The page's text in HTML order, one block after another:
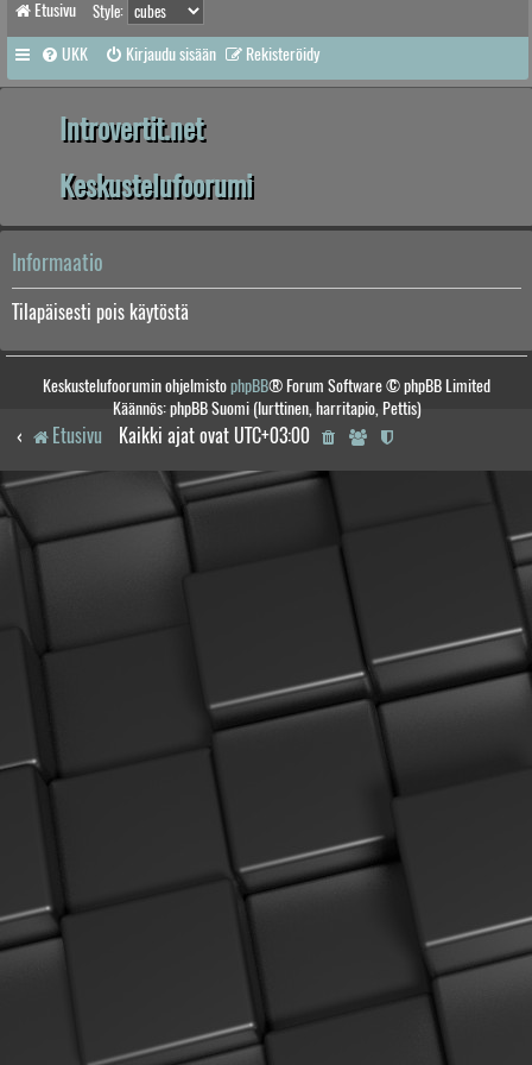
Etusivu Style:
UKK Kirjaudu sisään Rekisteröidy
Introvertit.net
Keskustelufoorumi
Informaatio
Tilapäisesti pois käytöstä
Keskustelufoorumin ohjelmistophpBB® Forum Software © phpBB Limited
Käännös: phpBB Suomi (lurttinen, harritapio, Pettis)
Etusivu Kaikki ajat ovat UTC+03:00